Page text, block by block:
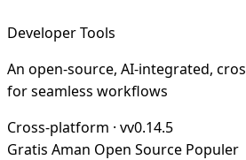
Developer Tools
An open-source, AI-integrated,
for seamless workflows
Cross-platform · vv0.14.5
Gratis Aman Open Source Populer